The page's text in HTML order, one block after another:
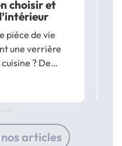
choisir et
pièce de vie
une verrière
? De
? Les
une
et sont...
articles